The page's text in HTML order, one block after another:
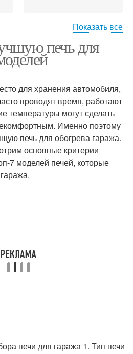
Гаражная печь
Показать все
печь для
для хранения автомобиля,
проводят время, работают
температуры могут сделать
Именно поэтому
печь для обогрева гаража.
основные критерии
7 моделей печей, которые
печи для гаража 1. Тип печи